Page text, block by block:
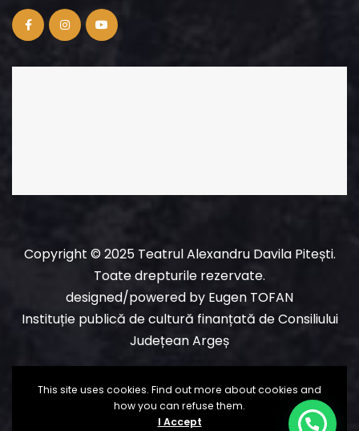
Copyright © 2025 Teatrul Alexandru Davila Pitești.
Toate drepturile rezervate.
designed/powered by Eugen TOFAN
Instituție publică de cultură finanțată de Consiliului
Județean Argeș
This site uses cookies. Find out more about cookies and
how you can refuse them.
I Accept